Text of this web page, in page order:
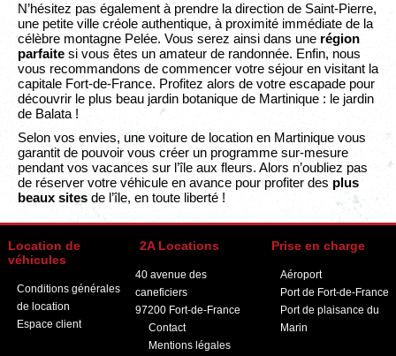
N’hésitez pas également à prendre la direction de Saint-Pierre,
une petite ville créole authentique, à proximité immédiate de la
célèbre montagne Pelée. Vous serez ainsi dans une région
parfaite si vous êtes un amateur de randonnée. Enfin, nous
vous recommandons de commencer votre séjour en visitant la
capitale Fort-de-France. Profitez alors de votre escapade pour
découvrir le plus beau jardin botanique de Martinique : le jardin
de Balata !
Selon vos envies, une voiture de location en Martinique vous
garantit de pouvoir vous créer un programme sur-mesure
pendant vos vacances sur l’île aux fleurs. Alors n’oubliez pas
de réserver votre véhicule en avance pour profiter des plus
beaux sites de l’île, en toute liberté !
Location de
véhicules
Conditions générales
de location
Espace client
2A Locations
40 avenue des
caneficiers
97200 Fort-de-France
Contact
Mentions légales
Prise en charge
Aéroport
Port de Fort-de-France
Port de plaisance du
Marin